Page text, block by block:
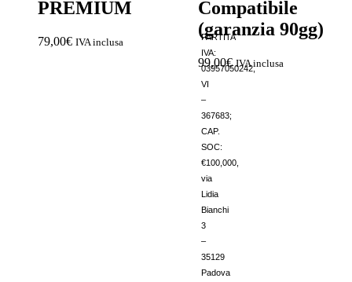
PREMIUM
79,00€ IVA inclusa
Compatibile
(garanzia 90gg)
99,00€ IVA inclusa
PARTITA
IVA:
03957050242,
VI
–
367683;
CAP.
SOC:
€100,000,
via
Lidia
Bianchi
3
–
35129
Padova